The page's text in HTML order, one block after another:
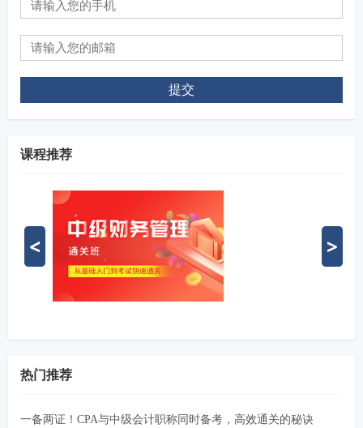
提交
课程推荐
热门推荐
一备两证！CPA与中级会计职称同时备考，高效通关的秘诀